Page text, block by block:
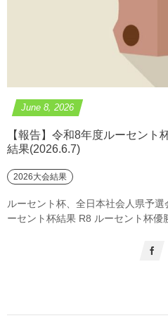
June 8,2026
【報告】令和8年度ルーセント
結果(2026.6.7)
2026大会結果
ルーセント杯、全日本社会人県予
ーセント杯結果 R8 ルーセント杯優